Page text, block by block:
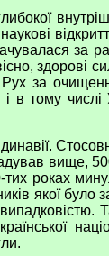
за
здорові
за
тому числі
вище,
роках
якої було